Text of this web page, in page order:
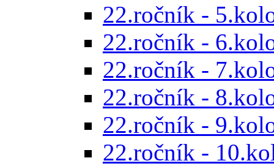
22.ročník -
22.ročník -
22.ročník -
22.ročník -
22.ročník -
22.ročník -